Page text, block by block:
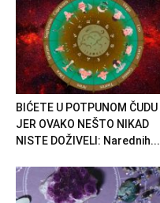
BIĆETE U POTPUNOM ČUDU
JER OVAKO NEŠTO NIKAD
NISTE DOŽIVELI: Narednih...